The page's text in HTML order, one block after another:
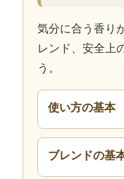
気分に合う香り
レンド、安全上
う。
使い方の基本
ブレンドの基